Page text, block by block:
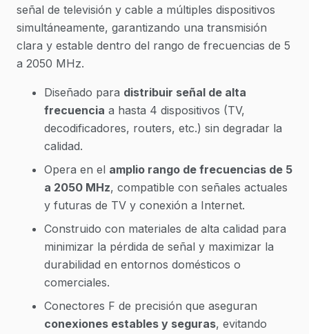
señal de televisión y cable a múltiples dispositivos
simultáneamente, garantizando una transmisión
clara y estable dentro del rango de frecuencias de 5
a 2050 MHz.
Diseñado para distribuir señal de alta
frecuencia a hasta 4 dispositivos (TV,
decodificadores, routers, etc.) sin degradar la
calidad.
Opera en el amplio rango de frecuencias de 5
a 2050 MHz, compatible con señales actuales
y futuras de TV y conexión a Internet.
Construido con materiales de alta calidad para
minimizar la pérdida de señal y maximizar la
durabilidad en entornos domésticos o
comerciales.
Conectores F de precisión que aseguran
conexiones estables y seguras, evitando